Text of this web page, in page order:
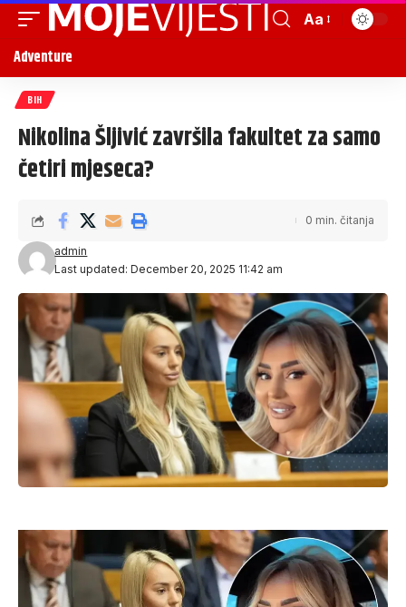
Aa
Adventure
BIH
Nikolina Šljivić završila fakultet za samo
četiri mjeseca?
Last updated: December 20, 2025 11:42 am
admin
0 min. čitanja